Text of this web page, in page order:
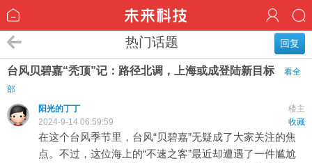
回复
热门话题
台风贝碧嘉“秃顶”记：路径北调，上海或成登陆新目标
看全
部
楼主
阳光的丁丁
收藏
2024-9-14 06:59:59
在这个台风季节里，台风“贝碧嘉”无疑成了大家关注的焦
点。不过，这位海上的“不速之客”最近却遭遇了一件尴尬